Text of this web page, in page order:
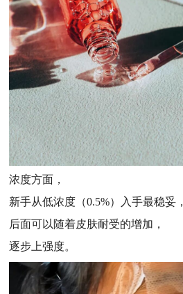
浓度方面，
新手从低浓度（0.5%）入手最稳妥，
后面可以随着皮肤耐受的增加，
逐步上强度。